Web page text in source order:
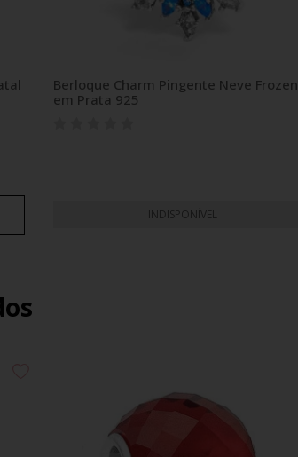
Berloque Charm Pingente Neve Frozen
em Prata 925
INDISPONÍVEL